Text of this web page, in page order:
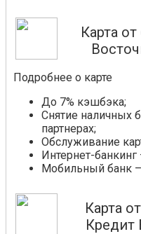
Карта
Подробнее о карте
До 7% кэшбэка;
Снятие наличных
партнерах;
Обслуживание
Интернет-банкинг
Мобильный банк –
Карта
Кредит